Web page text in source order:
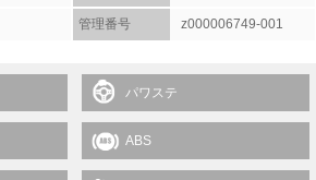
管理番号 z000006749-001
パワステ
ABS